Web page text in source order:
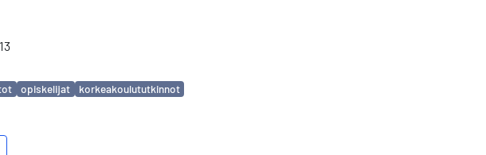
opiskelijat korkeakoulututkinnot